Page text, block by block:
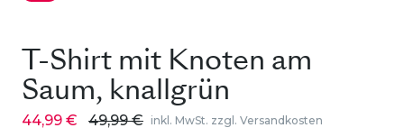
T-Shirt mit Knoten am
Saum, knallgrün
44,99 € 49,99 € inkl. MwSt. zzgl. Versandkosten